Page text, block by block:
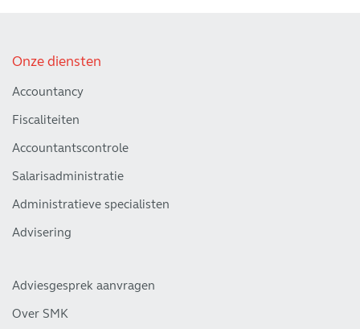
Onze diensten
Accountancy
Fiscaliteiten
Accountantscontrole
Salarisadministratie
Administratieve specialisten
Advisering
Adviesgesprek aanvragen
Over SMK